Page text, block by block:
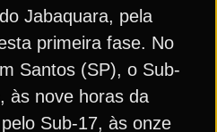
Jabaquara, pela
primeira fase. No
Santos (SP), o Sub-
às nove horas da
Sub-17, às onze